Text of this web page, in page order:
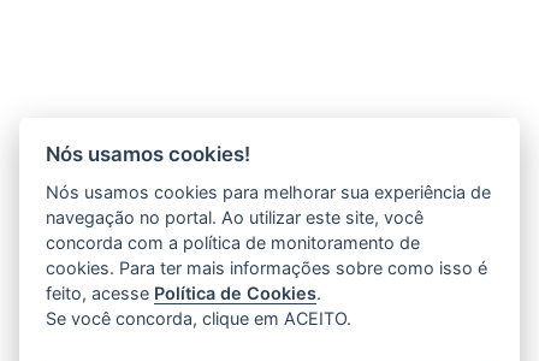
Nós usamos cookies!
Nós usamos cookies para melhorar sua experiência de
navegação no portal. Ao utilizar este site, você
concorda com a política de monitoramento de
cookies. Para ter mais informações sobre como isso é
feito, acesse Política de Cookies.
Se você concorda, clique em ACEITO.